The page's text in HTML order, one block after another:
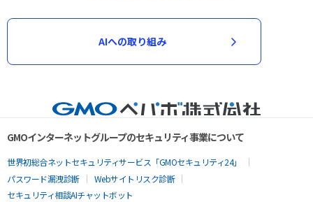
AIへの取り組み
GMOインターネットグループのセキュリティ事業について
世界初総合ネットセキュリティサービス「GMOセキュリティ24」
パスワード漏洩診断
Webサイトリスク診断
セキュリティ相談AIチャットボット